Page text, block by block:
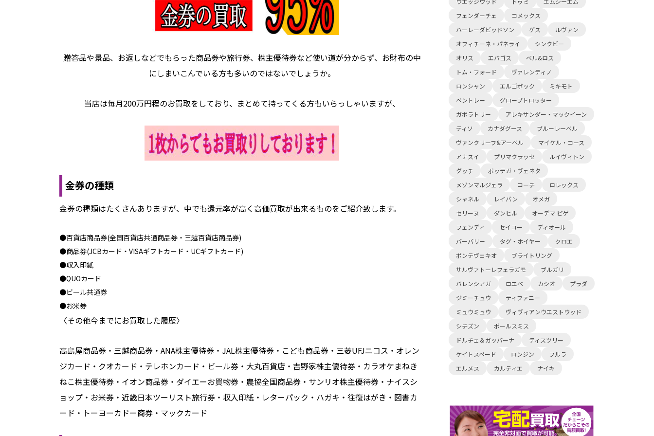
贈答品や景品、お返しなどでもらった商品券や旅行券、株主優待券など使い道が分からず、お財布の中
にしまいこんでいる方も多いのではないでしょうか。
当店は毎月200万円程のお買取をしており、まとめて持ってくる方もいらっしゃいますが、
金券の種類
金券の種類はたくさんありますが、中でも還元率が高く高価買取が出来るものをご紹介致します。
●百貨店商品券(全国百貨店共通商品券・三越百貨店商品券)
●商品券(JCBカード・VISAギフトカード・UCギフトカード)
●収入印紙
●QUOカード
●ビール共通券
●お米券
〈その他今までにお買取した履歴〉
高島屋商品券・三越商品券・ANA株主優待券・JAL株主優待券・こども商品券・三菱UFJニコス・オレン
ジカード・クオカード・テレホンカード・ビール券・大丸百貨店・吉野家株主優待券・カラオケまねき
ねこ株主優待券・イオン商品券・ダイエーお買物券・農協全国商品券・サンリオ株主優待券・ナイスシ
ョップ・お米券・近畿日本ツーリスト旅行券・収入印紙・レターパック・ハガキ・往復はがき・図書カ
ード・トーヨーカドー商券・マックカード
フェンダーチェ
コメックス
ハーレーダビッドソン
ゲス
ルヴァン
オフィチーネ・パネライ
シンクビー
オリス
エバゴス
ベル&ロス
トム・フォード
ヴァレンティノ
ロンシャン
エルゴポック
ミキモト
ベントレー
グローブトロッター
ガボラトリー
アレキサンダー・マックイーン
ティソ
カナダグース
ブルーレーベル
ヴァンクリーフ&アーペル
マイケル・コース
アナスイ
プリマクラッセ
ルイヴィトン
グッチ
ボッテガ・ヴェネタ
メゾンマルジェラ
コーチ
ロレックス
シャネル
レイバン
オメガ
セリーヌ
ダンヒル
オーデマ ピゲ
フェンディ
セイコー
ディオール
バーバリー
タグ・ホイヤー
クロエ
ポンテヴェキオ
ブライトリング
サルヴァトーレフェラガモ
ブルガリ
バレンシアガ
ロエベ カシオ
プラダ
ジミーチュウ
ティファニー
ミュウミュウ
ヴィヴィアンウエストウッド
シチズン
ポールスミス
ドルチェ＆ガッバーナ
ティスツリー
ケイトスペード
ロンジン
フルラ
エルメス
カルティエ ナイキ